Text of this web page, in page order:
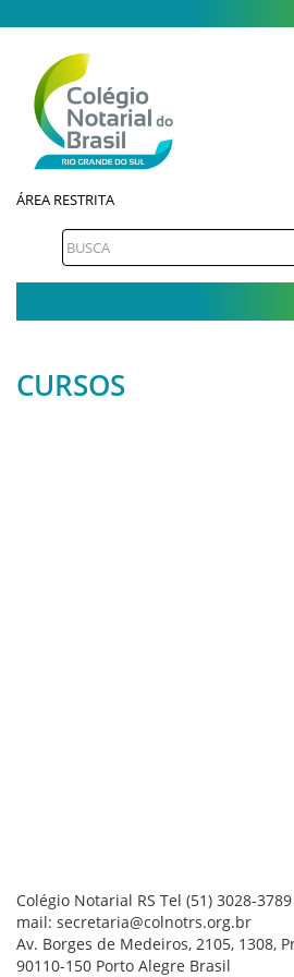
ÁREA RESTRITA
CURSOS
Colégio Notarial RS Tel (51) 3028-3789
mail: secretaria@colnotrs.org.br
Av. Borges de Medeiros, 2105, 1308,
90110-150 Porto Alegre Brasil